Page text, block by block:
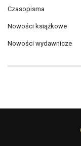
Czasopisma
Nowości książkowe
Nowości wydawnicze